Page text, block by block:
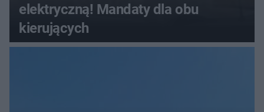
elektryczną! Mandaty dla obu
kierujących